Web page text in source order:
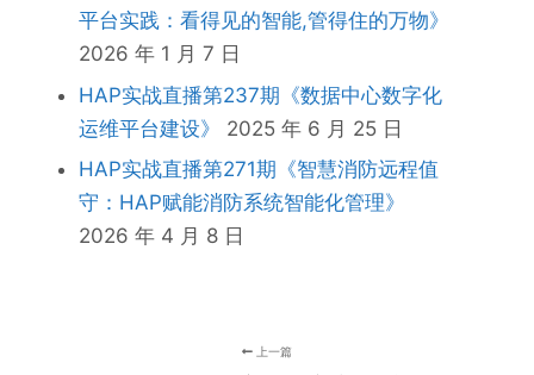
平台实践：看得见的智能,管得住的万物》
2026 年 1 月 7 日
HAP实战直播第237期《数据中心数字化
运维平台建设》
2025 年 6 月 25 日
HAP实战直播第271期《智慧消防远程值
守：HAP赋能消防系统智能化管理》
2026 年 4 月 8 日
上一篇